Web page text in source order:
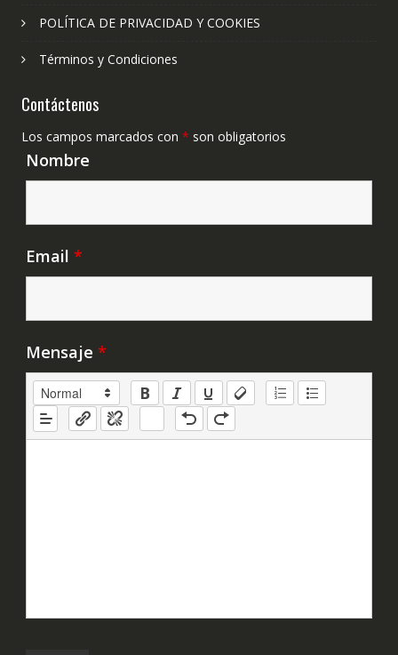
POLÍTICA DE PRIVACIDAD Y COOKIES
Términos y Condiciones
Contáctenos
Los campos marcados con * son obligatorios
Nombre
Email *
Mensaje *